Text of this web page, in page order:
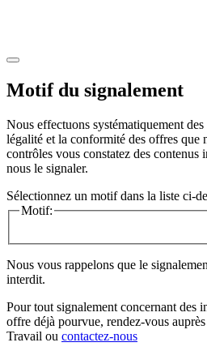
Motif du signalement
Nous effectuons systématiquement
légalité et la conformité des offres que
contrôles vous constatez des contenus
nous le signaler.
Sélectionnez un motif dans la liste ci-
Motif:
Nous vous rappelons que le
interdit.
Pour tout signalement concernant des
offre déjà pourvue, rendez-vous
Travail ou contactez-nous